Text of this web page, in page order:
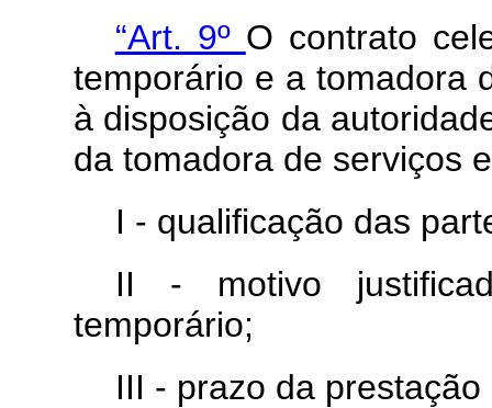
“Art. 9º O contrato
temporário e a tomadora
à disposição da
da tomadora de serviços
I - qualificação das
II - motivo
temporário;
III - prazo da